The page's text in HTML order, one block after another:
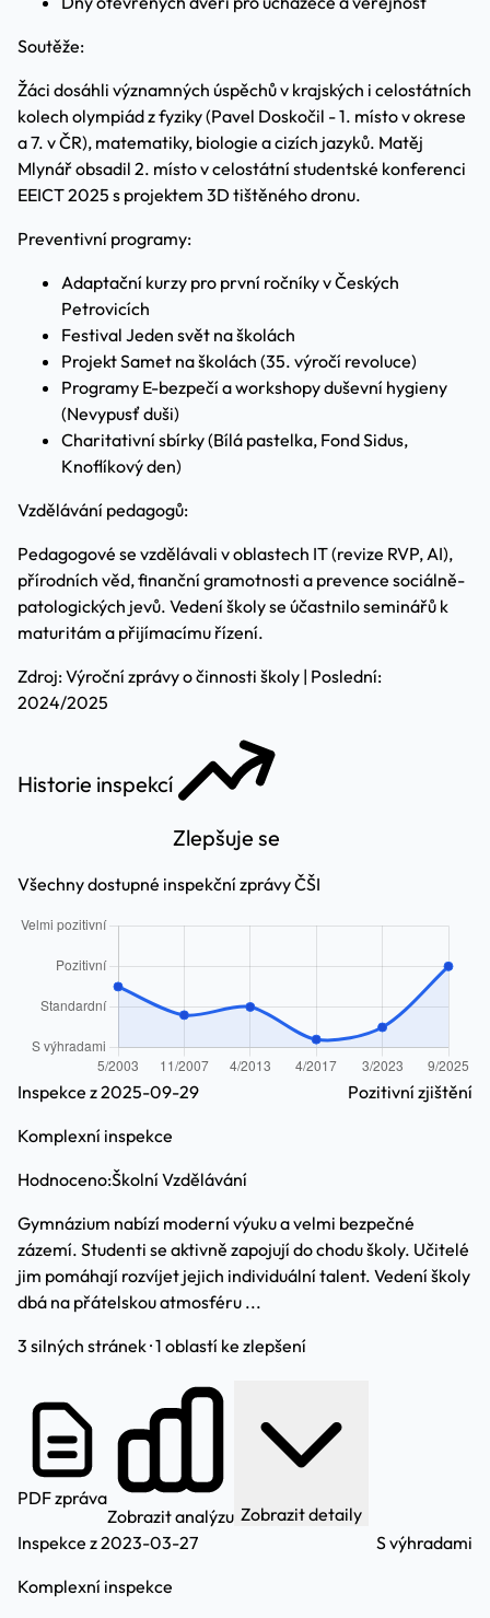
Soutěže:
Žáci dosáhli významných úspěchů v krajských i celostátních
kolech olympiád z fyziky (Pavel Doskočil - 1. místo v okrese
a 7. v ČR), matematiky, biologie a cizích jazyků. Matěj
Mlynář obsadil 2. místo v celostátní studentské konferenci
EEICT 2025 s projektem 3D tištěného dronu.
Preventivní programy:
Adaptační kurzy pro první ročníky v Českých
Petrovicích
Festival Jeden svět na školách
Projekt Samet na školách (35. výročí revoluce)
Programy E-bezpečí a workshopy duševní hygieny
(Nevypusť duši)
Charitativní sbírky (Bílá pastelka, Fond Sidus,
Knoflíkový den)
Vzdělávání pedagogů:
Pedagogové se vzdělávali v oblastech IT (revize RVP, AI),
přírodních věd, finanční gramotnosti a prevence sociálně-
patologických jevů. Vedení školy se účastnilo seminářů k
maturitám a přijímacímu řízení.
Zdroj: Výroční zprávy o činnosti školy | Poslední:
2024/2025
Historie inspekcí
Zlepšuje se
Všechny dostupné inspekční zprávy ČŠI
Inspekce z 2025-09-29
Komplexní inspekce
Pozitivní zjištění
Hodnoceno:Školní Vzdělávání
Gymnázium nabízí moderní výuku a velmi bezpečné
zázemí. Studenti se aktivně zapojují do chodu školy. Učitelé
jim pomáhají rozvíjet jejich individuální talent. Vedení školy
dbá na přátelskou atmosféru ...
3 silných stránek · 1 oblastí ke zlepšení
PDF zpráva
Zobrazit analýzu Zobrazit detaily
Inspekce z 2023-03-27
Komplexní inspekce
S výhradami